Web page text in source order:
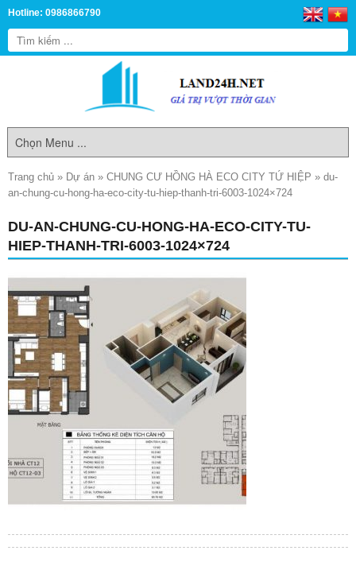
Hotline: 0986866790
Trang chủ » Dự án » CHUNG CƯ HỒNG HÀ ECO CITY TỨ HIỆP » du-
an-chung-cu-hong-ha-eco-city-tu-hiep-thanh-tri-6003-1024×724
DU-AN-CHUNG-CU-HONG-HA-ECO-CITY-TU-
HIEP-THANH-TRI-6003-1024×724